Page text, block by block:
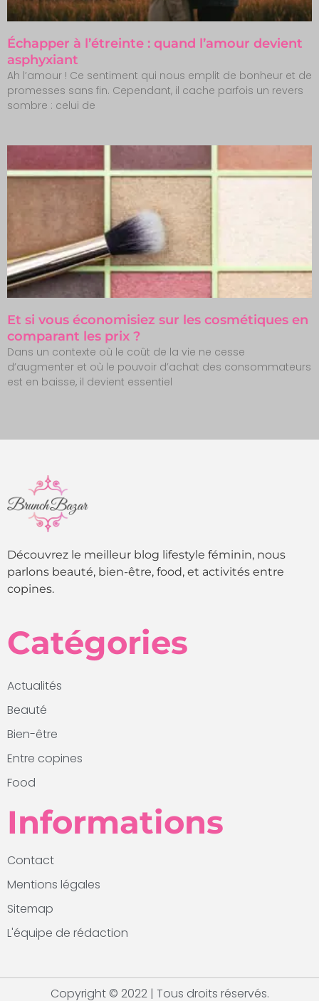
Échapper à l’étreinte : quand l’amour devient
asphyxiant
Ah l’amour ! Ce sentiment qui nous emplit de bonheur et de
promesses sans fin. Cependant, il cache parfois un revers
sombre : celui de
Et si vous économisiez sur les cosmétiques en
comparant les prix ?
Dans un contexte où le coût de la vie ne cesse
d’augmenter et où le pouvoir d’achat des consommateurs
est en baisse, il devient essentiel
Découvrez le meilleur blog lifestyle féminin, nous
parlons beauté, bien-être, food, et activités entre
copines.
Catégories
Actualités
Beauté
Bien-être
Entre copines
Food
Informations
Contact
Mentions légales
Sitemap
L'équipe de rédaction
Copyright © 2022 | Tous droits réservés.